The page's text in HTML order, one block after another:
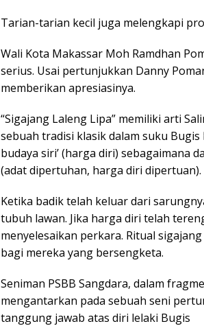
Tarian-tarian kecil juga melengkapi
Wali Kota Makassar Moh Ramdhan
serius. Usai pertunjukkan Danny
memberikan apresiasinya.
“Sigajang Laleng Lipa” memiliki arti
sebuah tradisi klasik dalam suku
budaya siri’ (harga diri) sebagaimana
(adat dipertuhan, harga diri dipertuan).
Ketika badik telah keluar dari
tubuh lawan. Jika harga diri telah
menyelesaikan perkara. Ritual
bagi mereka yang bersengketa.
Seniman PSBB Sangdara, dalam
mengantarkan pada sebuah seni
tanggung jawab atas diri lelaki Bugis